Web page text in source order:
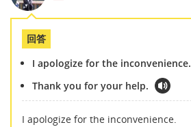
回答
I apologize for the inconvenience.
Thank you for your help.
I apologize for the inconvenience.